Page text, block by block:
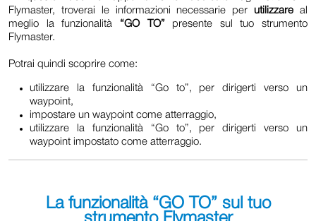
Flymaster, troverai le informazioni necessarie perutilizzareal
meglio la funzionalità “GO TO” presente sul tuo strumento
Flymaster.
Potrai quindi scoprire come:
utilizzare la funzionalità “Go to”, per dirigerti verso un
waypoint,
impostare un waypoint come atterraggio,
utilizzare la funzionalità “Go to”, per dirigerti verso un
waypoint impostato come atterraggio.
La funzionalità “GO TO” sul tuo